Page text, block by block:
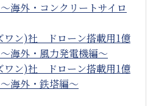
海外・コンクリートサイロ
ワン)社 ドローン搭載用1億
海外・風力発電機編～
ワン)社 ドローン搭載用1億
海外・鉄塔編～